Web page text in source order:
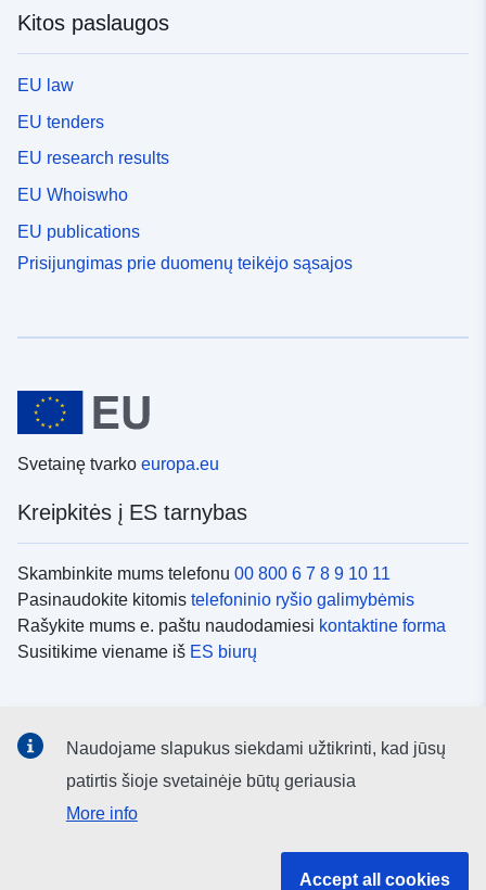
Kitos paslaugos
EU law
EU tenders
EU research results
EU Whoiswho
EU publications
Prisijungimas prie duomenų teikėjo sąsajos
Svetainę tvarko europa.eu
Kreipkitės į ES tarnybas
Skambinkite mums telefonu 00 800 6 7 8 9 10 11
Pasinaudokite kitomis telefoninio ryšio galimybėmis
Rašykite mums e. paštu naudodamiesi kontaktine forma
Susitikime viename iš ES biurų
socialinių tinklų kanalai
Naudojame slapukus siekdami užtikrinti, kad jūsų
patirtis šioje svetainėje būtų geriausia
More info
Accept all cookies